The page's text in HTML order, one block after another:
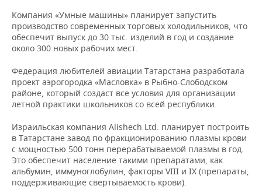
ТЕЛЕКОММУНИКАЦИИ
БИЗНЕС-БРАНЧИ
ONLINE-КОНФЕРЕНЦИИ
ОТКРЫТАЯ ЛЕКЦИЯ
ФУТБОЛ
ХОККЕЙ
БАСКЕТБОЛ
ВОЛЕЙБОЛ
ФИГУРНОЕ КАТАНИЕ
ВОДНЫЕ ВИДЫ СПОРТА
НОВОСТИ ОБЩЕСТВА
ВЛАСТЬ
ИНФРАСТРУКТУРА
ИСТОРИЯ
МЕДИЦИНА
ОБРАЗОВАНИЕ
ФОТОГАЛЕРЕЯ
СЮЖЕТЫ
СПРАВОЧНИК
СПИСОК ПЕРСОН
ПОЛНАЯ ВЕРСИЯ
Компания «Умные машины» планирует запустить
производство современных торговых холодильников, что
обеспечит выпуск до 30 тыс. изделий в год и создание
около 300 новых рабочих мест.
Федерация любителей авиации Татарстана разработала
проект аэрогородка «Масловка» в Рыбно-Слободском
районе, который создаст все условия для организации
летной практики школьников со всей республики.
Израильская компания Alishech Ltd. планирует построить
в Татарстане завод по фракционированию плазмы крови
с мощностью 500 тонн перерабатываемой плазмы в год.
Это обеспечит население такими препаратами, как
альбумин, иммуноглобулин, факторы VIII и IX (препараты,
поддерживающие свертываемость крови).